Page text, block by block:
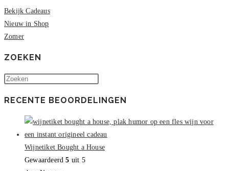
Bekijk Cadeaus
Nieuw in Shop
Zomer
ZOEKEN
Escape
RECENTE BEOORDELINGEN
Wijnetiket Bought a House
Gewaardeerd5 uit 5